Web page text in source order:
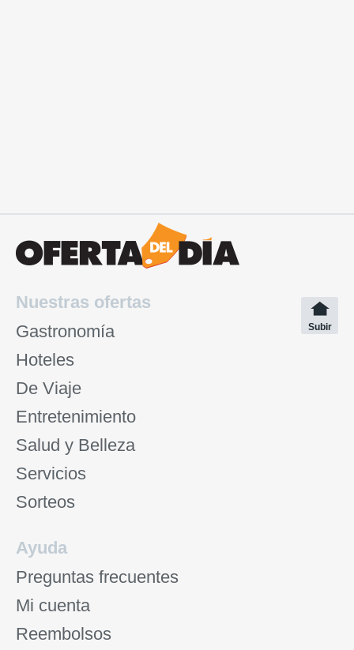
Nuestras ofertas
Gastronomía
Hoteles
De Viaje
Entretenimiento
Salud y Belleza
Servicios
Sorteos
Subir
Ayuda
Preguntas frecuentes
Mi cuenta
Reembolsos